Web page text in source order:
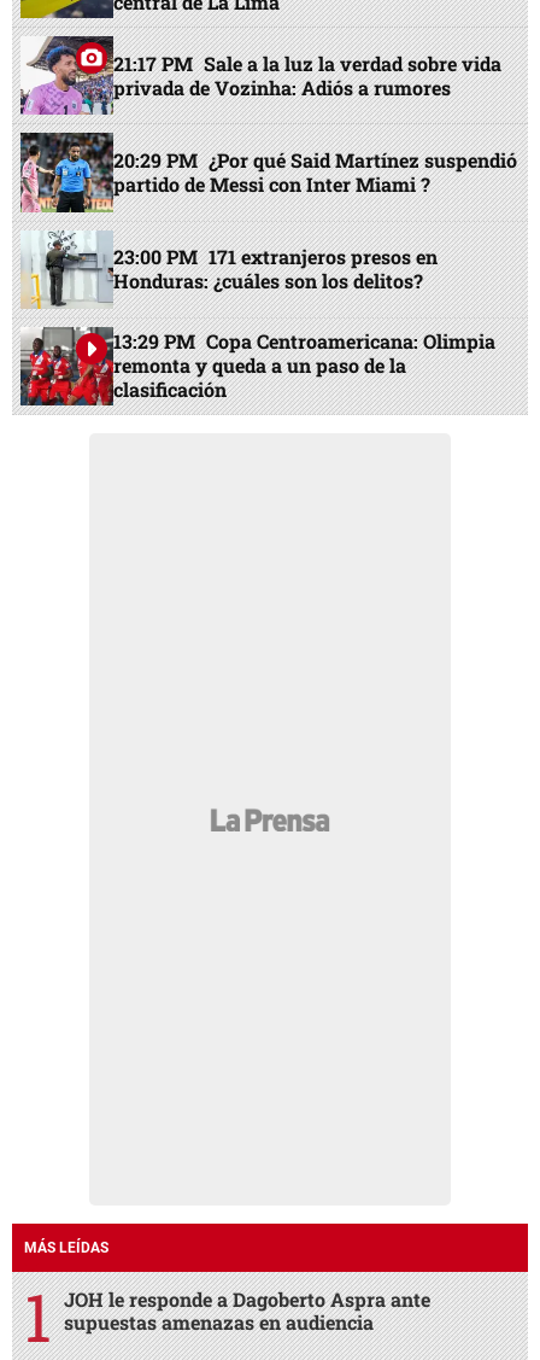
21:17 PM Sale a la luz la verdad sobre vida
privada de Vozinha: Adiós a rumores
20:29 PM ¿Por qué Said Martínez suspendió
partido de Messi con Inter Miami ?
23:00 PM 171 extranjeros presos en
Honduras: ¿cuáles son los delitos?
13:29 PM Copa Centroamericana: Olimpia
remonta y queda a un paso de la
clasificación
MÁS LEÍDAS
JOH le responde a Dagoberto Aspra ante
supuestas amenazas en audiencia